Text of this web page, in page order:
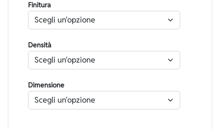
Finitura
Densità
Dimensione